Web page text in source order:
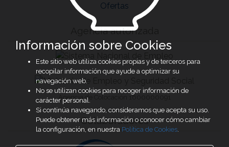
Ofertas
Agencia autorizada
Agencia de Colocación 1600000091
Colaboradores
Información sobre Cookies
Este sitio web utiliza cookies propias y de terceros para
recopilar información que ayude a optimizar su
navegación web.
No se utilizan cookies para recoger información de
carácter personal.
Si continúa navegando, consideramos que acepta su uso.
Puede obtener más información o conocer cómo cambiar
la configuración, en nuestra Política de Cookies.